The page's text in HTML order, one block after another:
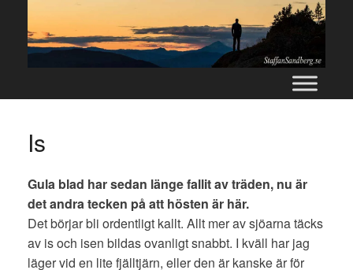
content
Is
Gula blad har sedan länge fallit av träden, nu är
det andra tecken på att hösten är här.
Det börjar bli ordentligt kallt. Allt mer av sjöarna täcks
av is och isen bildas ovanligt snabbt. I kväll har jag
läger vid en lite fjälltjärn, eller den är kanske är för